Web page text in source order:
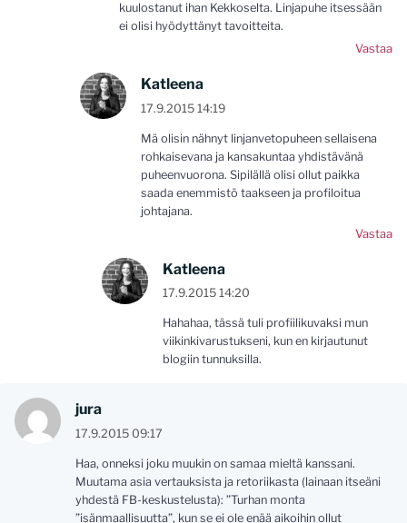
kuulostanut ihan Kekkoselta. Linjapuhe itsessään
ei olisi hyödyttänyt tavoitteita.
Vastaa
Katleena
17.9.2015 14:19
Mä olisin nähnyt linjanvetopuheen sellaisena
rohkaisevana ja kansakuntaa yhdistävänä
puheenvuorona. Sipilällä olisi ollut paikka
saada enemmistö taakseen ja profiloitua
johtajana.
Vastaa
Katleena
17.9.2015 14:20
Hahahaa, tässä tuli profiilikuvaksi mun
viikinkivarustukseni, kun en kirjautunut
blogiin tunnuksilla.
jura
17.9.2015 09:17
Haa, onneksi joku muukin on samaa mieltä kanssani.
Muutama asia vertauksista ja retoriikasta (lainaan itseäni
yhdestä FB-keskustelusta): ”Turhan monta
”isänmaallisuutta”, kun se ei ole enää aikoihin ollut